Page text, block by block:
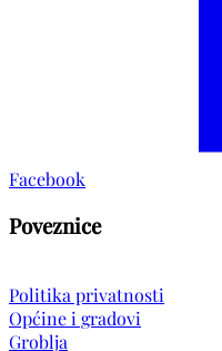
Facebook
Poveznice
Politika privatnosti
Općine i gradovi
Groblja